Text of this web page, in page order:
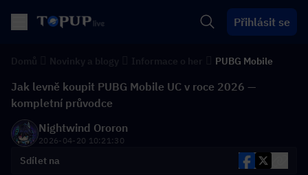
Přihlásit se
PUBG Mobile
Jak levně koupit PUBG Mobile UC v roce 2026 —
kompletní průvodce
Nightwind Ororon
2026-04-20 10:21:30
Sdílet na